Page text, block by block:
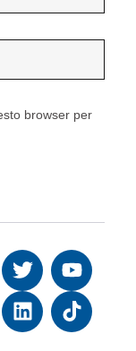
browser per